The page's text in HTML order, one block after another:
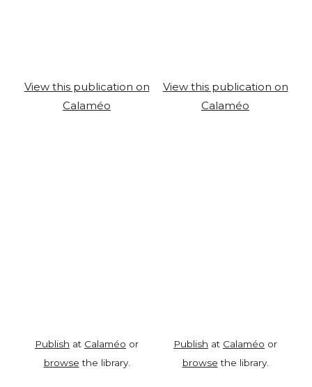
View this publication on
Calaméo
Publish at Calaméo or
browse the library.
View this publication on
Calaméo
Publish at Calaméo or
browse the library.